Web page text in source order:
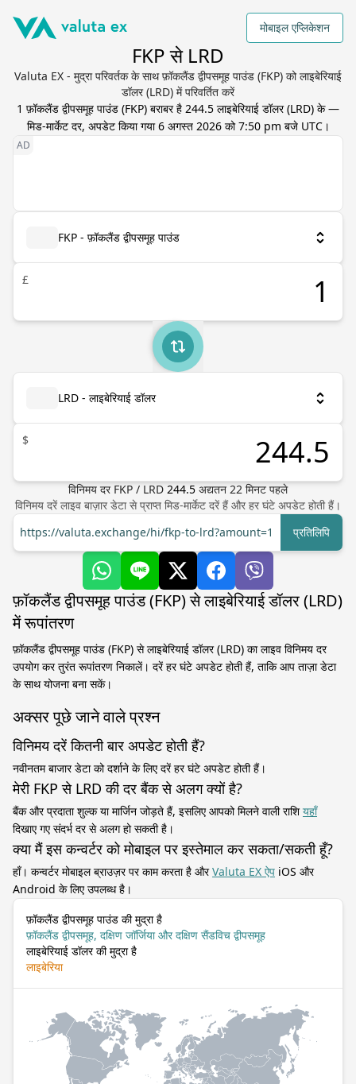
मोबाइल एप्लिकेशन
FKP से LRD
Valuta EX - मुद्रा परिवर्तक के साथ फ़ॉकलैंड द्वीपसमूह पाउंड (FKP) को लाइबेरियाई
डॉलर (LRD) में परिवर्तित करें
1 फ़ॉकलैंड द्वीपसमूह पाउंड (FKP) बराबर है 244.5 लाइबेरियाई डॉलर(LRD) के —
मिड-मार्केट दर, अपडेट किया गया6 अगस्त 2026 को 7:50 pm बजे UTC।
FKP - फ़ॉकलैंड द्वीपसमूह पाउंड
£
LRD - लाइबेरियाई डॉलर
$
विनिमय दर FKP / LRD 244.5 अद्यतन 22 मिनट पहले
विनिमय दरें लाइव बाज़ार डेटा से प्राप्त मिड-मार्केट दरें हैं और हर घंटे अपडेट होती हैं।
https://valuta.exchange/hi/fkp-to-lrd?amount=1
प्रतिलिपि
फ़ॉकलैंड द्वीपसमूह पाउंड (FKP) से लाइबेरियाई डॉलर (LRD)
में रूपांतरण
फ़ॉकलैंड द्वीपसमूह पाउंड (FKP) से लाइबेरियाई डॉलर (LRD) का लाइव विनिमय दर
उपयोग कर तुरंत रूपांतरण निकालें। दरें हर घंटे अपडेट होती हैं, ताकि आप ताज़ा डेटा
के साथ योजना बना सकें।
अक्सर पूछे जाने वाले प्रश्न
विनिमय दरें कितनी बार अपडेट होती हैं?
नवीनतम बाजार डेटा को दर्शाने के लिए दरें हर घंटे अपडेट होती हैं।
मेरी FKP से LRD की दर बैंक से अलग क्यों है?
बैंक और प्रदाता शुल्क या मार्जिन जोड़ते हैं, इसलिए आपको मिलने वाली राशियहाँ
दिखाए गए संदर्भ दर से अलग हो सकती है।
क्या मैं इस कन्वर्टर को मोबाइल पर इस्तेमाल कर सकता/सकती हूँ?
हाँ। कन्वर्टर मोबाइल ब्राउज़र पर काम करता है औरValuta EX ऐप iOS और
Android के लिए उपलब्ध है।
फ़ॉकलैंड द्वीपसमूह पाउंड की मुद्रा है
फ़ॉकलैंड द्वीपसमूह, दक्षिण जॉर्जिया और दक्षिण सैंडविच द्वीपसमूह
लाइबेरियाई डॉलर की मुद्रा है
लाइबेरिया